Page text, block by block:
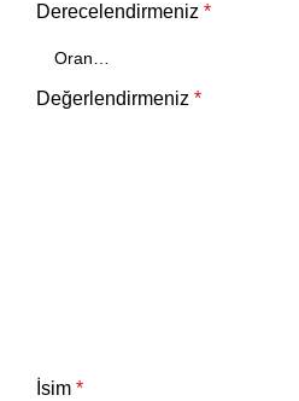
Derecelendirmeniz *
Değerlendirmeniz *
İsim *